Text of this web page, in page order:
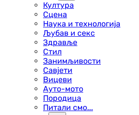
Култура
Сцена
Наука и технологија
Љубав и секс
Здравље
Стил
Занимљивости
Савјети
Вицеви
Ауто-мото
Породица
Питали смо...